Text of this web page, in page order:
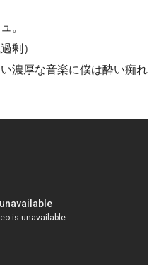
。
剰）
濃厚な音楽に僕は酔い痴れ